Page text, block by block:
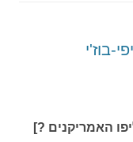
בוז'י
האמריקנים ?]